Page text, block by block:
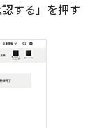
する」を押す